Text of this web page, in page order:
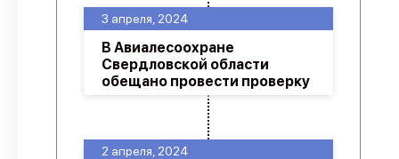
2 апреля, 2024
3 апреля, 2024
В Авиалесоохране
Свердловской области
обещано провести проверку